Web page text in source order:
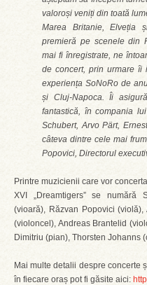
valoroși veniți din toată
Marea Britanie, Elveția
premieră pe scenele din
mai fi înregistrate, ne
de concert, prin urmare îi
experiența SoNoRo de
și Cluj-Napoca. Îi
fantastică, în compania
Schubert, Arvo Pärt,
câteva dintre cele mai
Popovici, Directorul
Printre muzicienii care vor
XVI „Dreamtigers” se numără
(vioară), Răzvan Popovici
(violoncel), Andreas Brantelid
Dimitriu (pian), Thorsten Johanns
Mai multe detalii despre concerte
în fiecare oraș pot fi găsite aici: